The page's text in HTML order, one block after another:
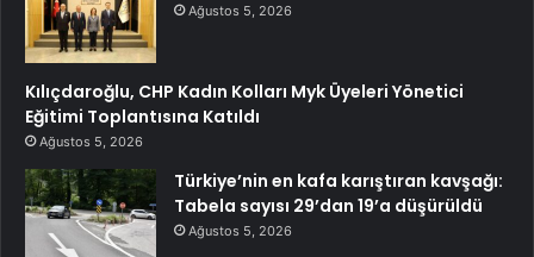
Ağustos 5, 2026
Kılıçdaroğlu, CHP Kadın Kolları Myk Üyeleri Yönetici
Eğitimi Toplantısına Katıldı
Ağustos 5, 2026
Türkiye’nin en kafa karıştıran kavşağı:
Tabela sayısı 29’dan 19’a düşürüldü
Ağustos 5, 2026